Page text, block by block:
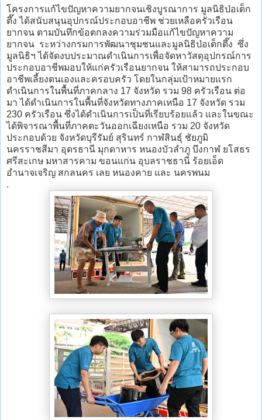
โครงการแก้ไขปัญหาความยากจนเชิงบูรณาการ มูลนิธิป่อเต็ก
ตึ๊ง ได้สนับสนุนอุปกรณ์ประกอบอาชีพ ช่วยเหลือครัวเรือน
ยากจน ตามบันทึกข้อตกลงความร่วมมือแก้ไขปัญหาความ
ยากจน ระหว่างกรมการพัฒนาชุมชนและมูลนิธิป่อเต็กตึ๊ง ซึ่ง
มูลนิธิฯ ได้จัดงบประมาณดำเนินการเพื่อจัดหาวัสดุอุปกรณ์การ
ประกอบอาชีพมอบให้แก่ครัวเรือนยากจน ให้สามารถประกอบ
อาชีพเลี้ยงตนเองและครอบครัว โดยในกลุ่มเป้าหมายแรก
ดำเนินการในพื้นที่ภาคกลาง 17 จังหวัด รวม 98 ครัวเรือน ต่อ
มา ได้ดำเนินการในพื้นที่จังหวัดทางภาคเหนือ 17 จังหวัด รวม
230 ครัวเรือน ซึ่งได้ดำเนินการเป็นที่เรียบร้อยแล้ว และในขณะ
ได้พิจารณาพื้นที่ภาคตะวันออกเฉียงเหนือ รวม 20 จังหวัด
ประกอบด้วย จังหวัดบุรีรัมย์ สุรินทร์ กาฬสินธุ์ ชัยภูมิ
นครราชสีมา อุดรธานี มุกดาหาร หนองบัวลำภู บึงกาฬ ยโสธร
ศรีสะเกษ มหาสารคาม ขอนแก่น อุบลราชธานี ร้อยเอ็ด
อำนาจเจริญ สกลนคร เลย หนองคาย และ นครพนม
.